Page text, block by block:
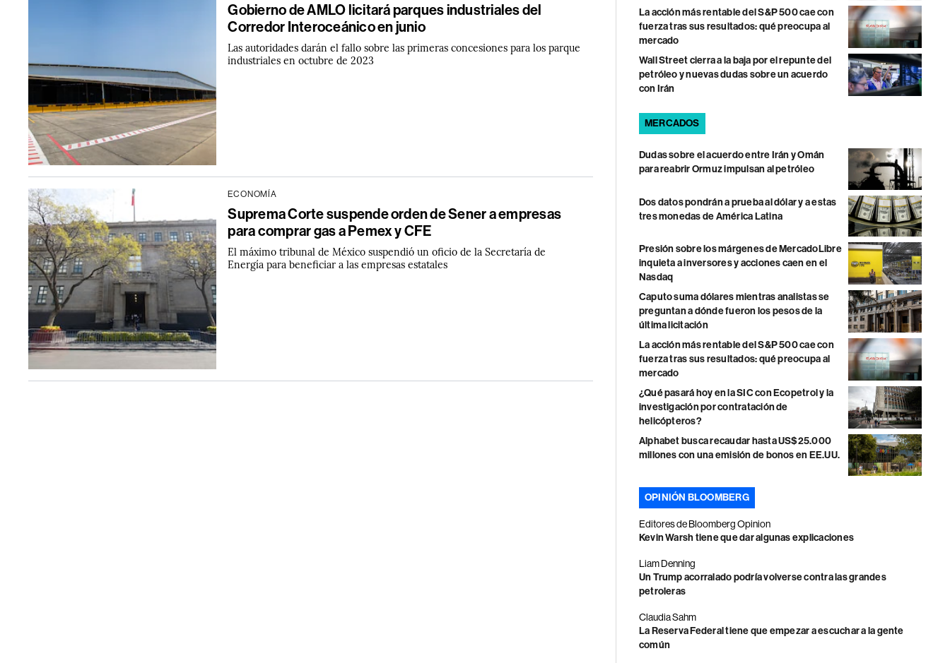
Gobierno de AMLO licitará parques industriales del
Corredor Interoceánico en junio
Las autoridades darán el fallo sobre las primeras concesiones para los parque
industriales en octubre de 2023
ECONOMÍA
Suprema Corte suspende orden de Sener a empresas
para comprar gas a Pemex y CFE
El máximo tribunal de México suspendió un oficio de la Secretaría de
Energía para beneficiar a las empresas estatales
La acción más rentable del S&P 500 cae con
fuerza tras sus resultados: qué preocupa al
mercado
Wall Street cierra a la baja por el repunte del
petróleo y nuevas dudas sobre un acuerdo
con Irán
MERCADOS
Dudas sobre el acuerdo entre Irán y Omán
para reabrir Ormuz impulsan al petróleo
Dos datos pondrán a prueba al dólar y a estas
tres monedas de América Latina
Presión sobre los márgenes de MercadoLibre
inquieta a inversores y acciones caen en el
Nasdaq
Caputo suma dólares mientras analistas se
preguntan a dónde fueron los pesos de la
última licitación
La acción más rentable del S&P 500 cae con
fuerza tras sus resultados: qué preocupa al
mercado
¿Qué pasará hoy en la SIC con Ecopetrol y la
investigación por contratación de
helicópteros?
Alphabet busca recaudar hasta US$25.000
millones con una emisión de bonos en EE.UU.
OPINIÓN BLOOMBERG
Editores de Bloomberg Opinion
Kevin Warsh tiene que dar algunas explicaciones
Liam Denning
Un Trump acorralado podría volverse contra las grandes
petroleras
Claudia Sahm
La Reserva Federal tiene que empezar a escuchar a la gente
común